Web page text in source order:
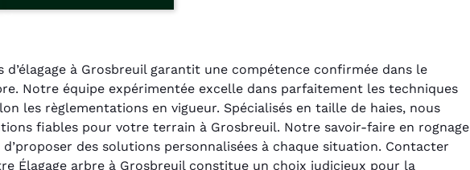
à Grosbreuil garantit une compétence confirmée dans le
Notre équipe expérimentée excelle dans parfaitement les techniques
les règlementations en vigueur. Spécialisés en taille de haies, nous
fiables pour votre terrain à Grosbreuil. Notre savoir-faire en rognage
des solutions personnalisées à chaque situation. Contacter
Élagage arbre à Grosbreuil constitue un choix judicieux pour la